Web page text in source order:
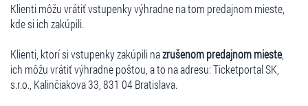
Klienti môžu vrátiť vstupenky výhradne na tom predajnom mieste,
kde si ich zakúpili.
Klienti, ktorí si vstupenky zakúpili nazrušenom predajnom mieste,
ich môžu vrátiť výhradne poštou, a to na adresu: Ticketportal SK,
s.r.o., Kalinčiakova 33, 831 04 Bratislava.